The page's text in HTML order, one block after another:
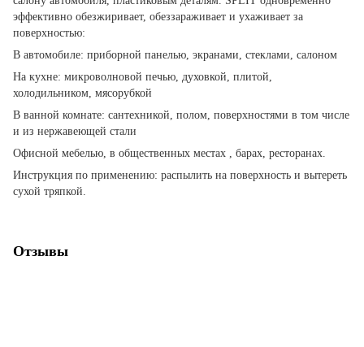
эффективно обезжиривает, обеззараживает и ухаживает за
поверхностью:
В автомобиле: приборной панелью, экранами, стеклами, салоном
На кухне: микроволновой печью, духовкой, плитой,
холодильником, мясорубкой
В ванной комнате: сантехникой, полом, поверхностями в том числе
и из нержавеющей стали
Офисной мебелью, в общественных местах , барах, ресторанах.
Инструкция по применению: распылить на поверхность и вытереть
сухой тряпкой.
Отзывы